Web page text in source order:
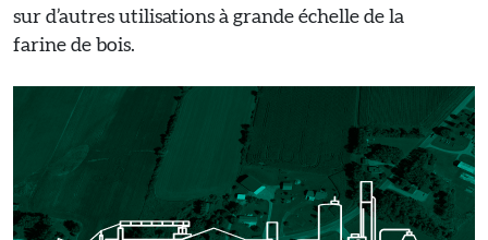
sur d’autres utilisations à grande échelle de la
farine de bois.